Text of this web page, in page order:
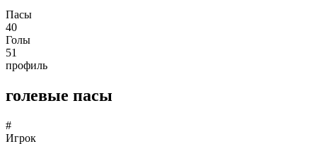
Пасы
40
Голы
51
профиль
голевые пасы
#
Игрок